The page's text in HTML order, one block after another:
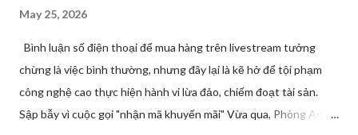
May 25, 2026
Bình luận số điện thoại để mua hàng trên livestream tưởng
chừng là việc bình thường, nhưng đây lại là kẽ hở để tội phạm
công nghệ cao thực hiện hành vi lừa đảo, chiếm đoạt tài sản.
Sập bẫy vì cuộc gọi "nhận mã khuyến mãi" Vừa qua, Phòng An